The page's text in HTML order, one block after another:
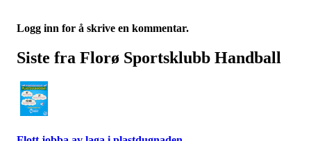
Logg inn for å skrive en kommentar.
Siste fra Florø Sportsklubb Handball